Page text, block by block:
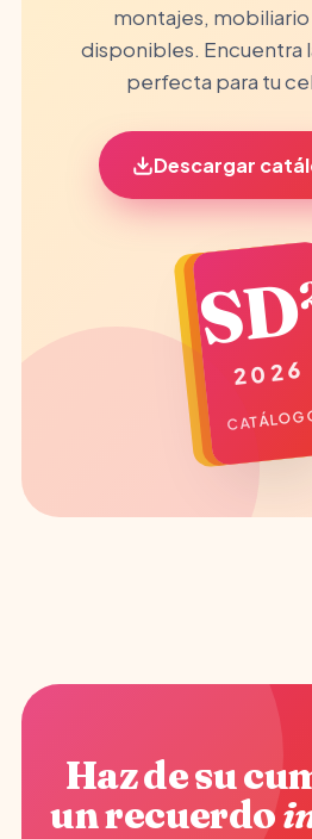
montajes,
disponibles. Encuentra
perfecta para tu
Descargar
2026
Haz de su
un recuerdo